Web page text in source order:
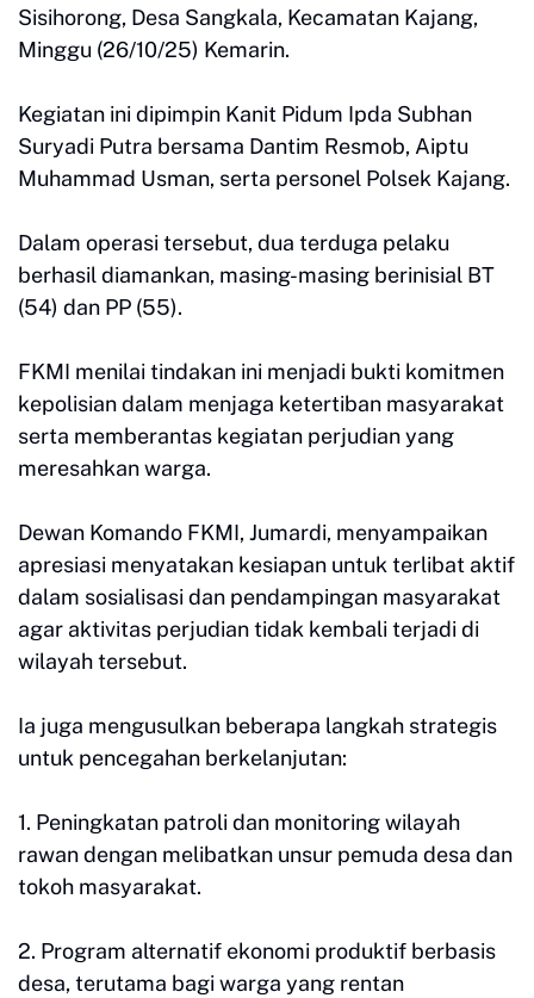
Sisihorong, Desa Sangkala, Kecamatan Kajang,
Minggu (26/10/25) Kemarin.
Kegiatan ini dipimpin Kanit Pidum Ipda Subhan
Suryadi Putra bersama Dantim Resmob, Aiptu
Muhammad Usman, serta personel Polsek Kajang.
Dalam operasi tersebut, dua terduga pelaku
berhasil diamankan, masing-masing berinisial BT
(54) dan PP (55).
FKMI menilai tindakan ini menjadi bukti komitmen
kepolisian dalam menjaga ketertiban masyarakat
serta memberantas kegiatan perjudian yang
meresahkan warga.
Dewan Komando FKMI, Jumardi, menyampaikan
apresiasi menyatakan kesiapan untuk terlibat aktif
dalam sosialisasi dan pendampingan masyarakat
agar aktivitas perjudian tidak kembali terjadi di
wilayah tersebut.
Ia juga mengusulkan beberapa langkah strategis
untuk pencegahan berkelanjutan:
1. Peningkatan patroli dan monitoring wilayah
rawan dengan melibatkan unsur pemuda desa dan
tokoh masyarakat.
2. Program alternatif ekonomi produktif berbasis
desa, terutama bagi warga yang rentan